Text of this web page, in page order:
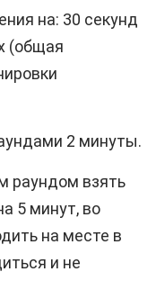
на: 30 секунд
(общая
2 минуты.
раундом взять
5 минут, во
на месте в
и не